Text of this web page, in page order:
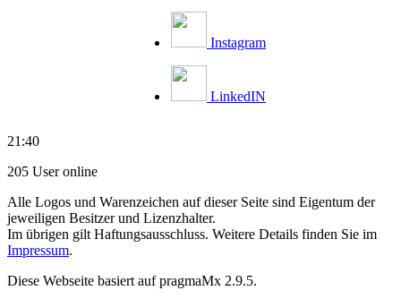
Instagram
LinkedIN
21:40
205 User online
Alle Logos und Warenzeichen auf dieser Seite sind Eigentum der
jeweiligen Besitzer und Lizenzhalter.
Im übrigen gilt Haftungsausschluss. Weitere Details finden Sie im
Impressum.
Diese Webseite basiert auf pragmaMx 2.9.5.